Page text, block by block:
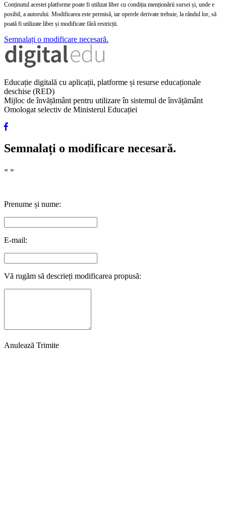
Conținutul acestei platforme poate fi utilizat liber cu condiția menționării sursei și, unde e
posibil, a autorului. Modificarea este permisă, iar operele derivate trebuie, la rândul lor, să
poată fi utilizate liber și modificate fără restricții.
Semnalați o modificare necesară.
Educație digitală cu aplicații, platforme și resurse educaționale
deschise (RED)
Mijloc de învățământ pentru utilizare în sistemul de învățământ
Omologat selectiv de Ministerul Educației
Semnalați o modificare necesară.
« »
Prenume și nume:
E-mail:
Vă rugăm să descrieți modificarea propusă:
Anulează Trimite